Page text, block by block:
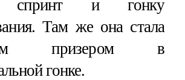
спринт и гонку
Там же она стала
призером в
гонке.